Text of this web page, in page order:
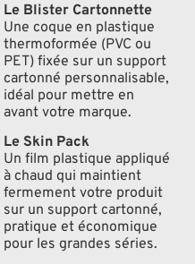
Le Blister Cartonnette
Une coque en plastique
thermoformée (PVC ou
PET) fixée sur un support
cartonné personnalisable,
idéal pour mettre en
avant votre marque.
Le Skin Pack
Un film plastique appliqué
à chaud qui maintient
fermement votre produit
sur un support cartonné,
pratique et économique
pour les grandes séries.